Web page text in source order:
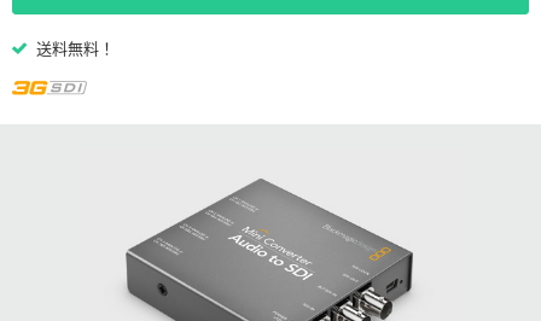
South Africa
Spain
送料無料！